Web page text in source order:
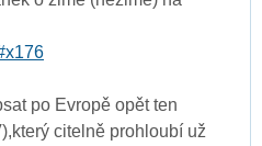
po Evropě opět ten
citelně prohloubí už